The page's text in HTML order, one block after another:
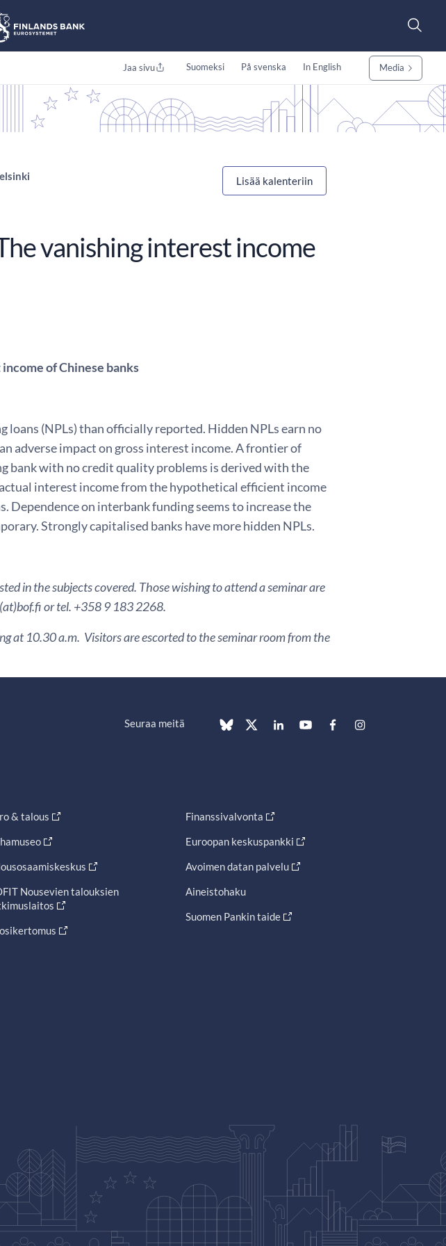
Jaa sivu Suomeksi På svenska In English Media
Lisää kalenteriin
vanishing interest income
of Chinese banks
loans (NPLs) than officially reported. Hidden NPLs earn no
adverse impact on gross interest income. A frontier of
bank with no credit quality problems is derived with the
interest income from the hypothetical efficient income
Dependence on interbank funding seems to increase the
Strongly capitalised banks have more hidden NPLs.
in the subjects covered. Those wishing to attend a seminar are
or tel. +358 9 183 2268.
at 10.30 a.m. Visitors are escorted to the seminar room from the
Seuraa meitä
& talous
Nousevien talouksien
Finanssivalvonta
Euroopan keskuspankki
Avoimen datan palvelu
Aineistohaku
Suomen Pankin taide